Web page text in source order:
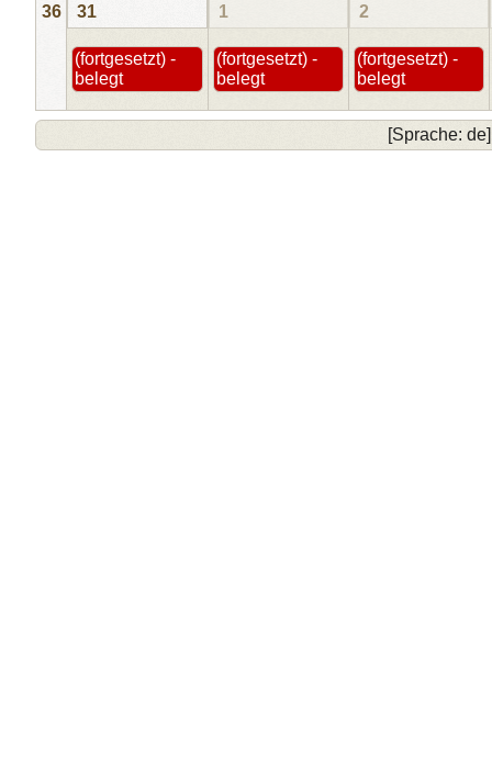
36 31
(fortgesetzt) -
belegt
1
(fortgesetzt) -
belegt
2
(fortgesetzt) -
belegt
[Sprache: